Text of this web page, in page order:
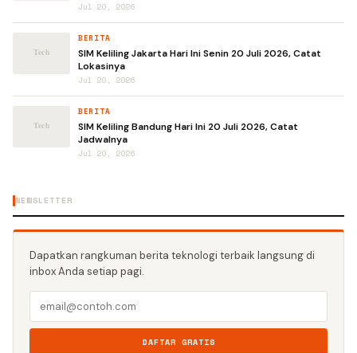
Jul 20, 2026
BERITA
SIM Keliling Jakarta Hari Ini Senin 20 Juli 2026, Catat
Lokasinya
Jul 20, 2026
BERITA
SIM Keliling Bandung Hari Ini 20 Juli 2026, Catat
Jadwalnya
Jul 20, 2026
NEWSLETTER
Dapatkan rangkuman berita teknologi terbaik langsung di
inbox Anda setiap pagi.
DAFTAR GRATIS